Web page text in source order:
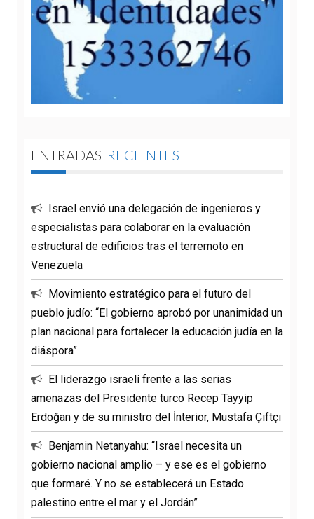
ENTRADAS RECIENTES
Israel envió una delegación de ingenieros y
especialistas para colaborar en la evaluación
estructural de edificios tras el terremoto en
Venezuela
Movimiento estratégico para el futuro del
pueblo judío: “El gobierno aprobó por unanimidad un
plan nacional para fortalecer la educación judía en la
diáspora”
El liderazgo israelí frente a las serias
amenazas del Presidente turco Recep Tayyip
Erdoğan y de su ministro del İnterior, Mustafa Çiftçi
Benjamin Netanyahu: “Israel necesita un
gobierno nacional amplio – y ese es el gobierno
que formaré. Y no se establecerá un Estado
palestino entre el mar y el Jordán”